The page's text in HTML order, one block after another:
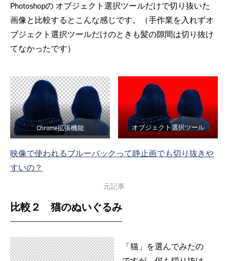
Photoshopの オブジェクト選択ツールだけで切り抜いた
画像と比較するとこんな感じです。（手作業を入れずオ
ブジェクト選択ツールだけのときも髪の隙間は切り抜け
てなかったです）
Chrome拡張機能 オブジェクト選択ツール
映像で使われるブルーバックって静止画でも切り抜きや
すいの？
元記事
比較２ 猫のぬいぐるみ
「猫」を選んでみたの